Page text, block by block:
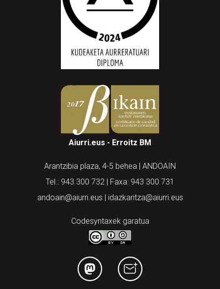
Aiurri.eus - Erroitz BM
Arantzibia plaza, 4-5 behea | ANDOAIN
Tel.: 943 300 732 | Faxa: 943 300 731
andoain@aiurri.eus | idazkaritza@aiurri.eus
Codesyntaxek garatua